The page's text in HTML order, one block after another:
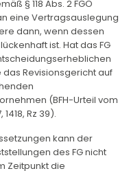
§ 118 Abs. 2 FGO
eine Vertragsauslegung
dann, wenn dessen
ist. Hat das FG
Revisionsgericht auf
(BFH-Urteil vom
1418, Rz 39).
kann der
des FG nicht
Zeitpunkt die